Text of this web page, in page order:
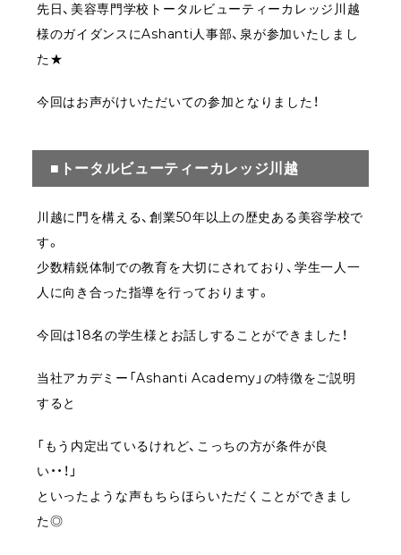
先日、美容専門学校トータルビューティーカレッジ川越
様のガイダンスにAshanti人事部、泉が参加いたしまし
た★
今回はお声がけいただいての参加となりました！
■トータルビューティーカレッジ川越
川越に門を構える、創業50年以上の歴史ある美容学校で
す。
少数精鋭体制での教育を大切にされており、学生一人一
人に向き合った指導を行っております。
今回は18名の学生様とお話しすることができました！
当社アカデミー「Ashanti Academy」の特徴をご説明
すると
「もう内定出ているけれど、こっちの方が条件が良
い・・！」
といったような声もちらほらいただくことができまし
た◎